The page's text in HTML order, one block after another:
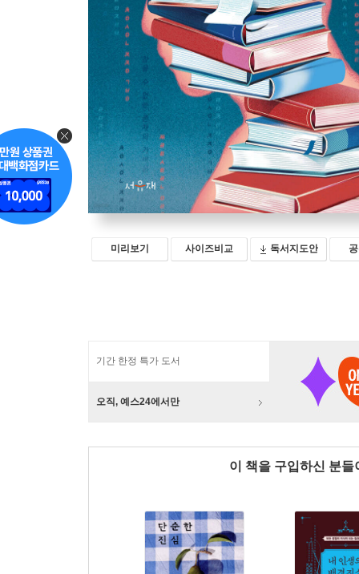
미리보기 사이즈비교 독서지도안
기간 한정 특가 도서
오직, 예스24에서만
이 책을 구입하신 분